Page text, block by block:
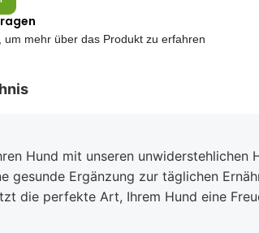
um mehr über das Produkt zu erfahren
Hund mit unseren
gesunde Ergänzung zur täglichen
die perfekte Art, Ihrem Hund eine